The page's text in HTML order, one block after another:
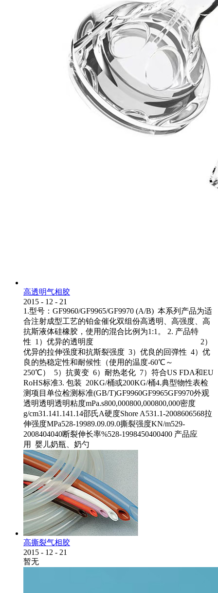
高透明气相胶
2015 - 12 - 21
1.型号：GF9960/GF9965/GF9970 (A/B) 本系列产品为适
合注射成型工艺的铂金催化双组份高透明、高强度、高
抗斯液体硅橡胶，使用的混合比例为1:1。 2. 产品特
性 1）优异的透明度 2）
优异的拉伸强度和抗斯裂强度 3）优良的回弹性 4）优
良的热稳定性和耐候性（使用的温度-60℃～
250℃） 5）抗黄变 6）耐热老化 7）符合US FDA和EU
RoHS标准3. 包装 20KG/桶或200KG/桶4.典型物性表检
测项目单位检测标准(GB/T)GF9960GF9965GF9970外观
透明透明透明粘度mPa.s800,000800,000800,000密度
g/cm31.141.141.14邵氏A硬度Shore A531.1-2008606568拉
伸强度MPa528-19989.09.09.0撕裂强度KN/m529-
2008404040断裂伸长率%528-1998450400400 产品应
用 婴儿奶瓶、奶勺
高撕裂气相胶
2015 - 12 - 21
暂无